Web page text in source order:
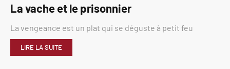
La vache et le prisonnier
La vengeance est un plat qui se déguste à petit feu
LIRE LA SUITE